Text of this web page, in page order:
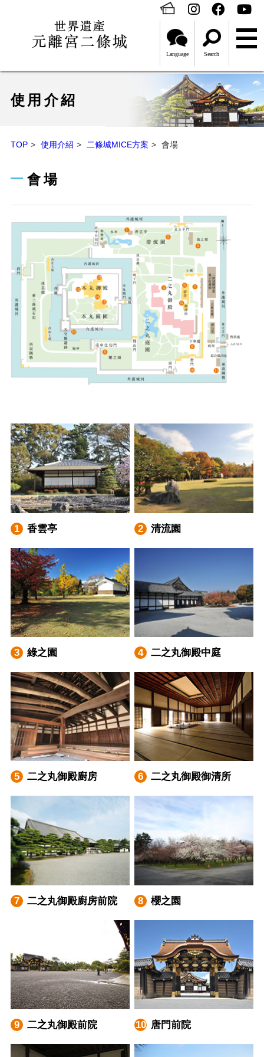
Language Search
使用介紹
TOP 使用介紹 二條城MICE方案 會場
會場
香雲亭 清流園
綠之園 二之丸御殿中庭
二之丸御殿廚房 二之丸御殿御清所
二之丸御殿廚房前院 櫻之園
二之丸御殿前院 唐門前院